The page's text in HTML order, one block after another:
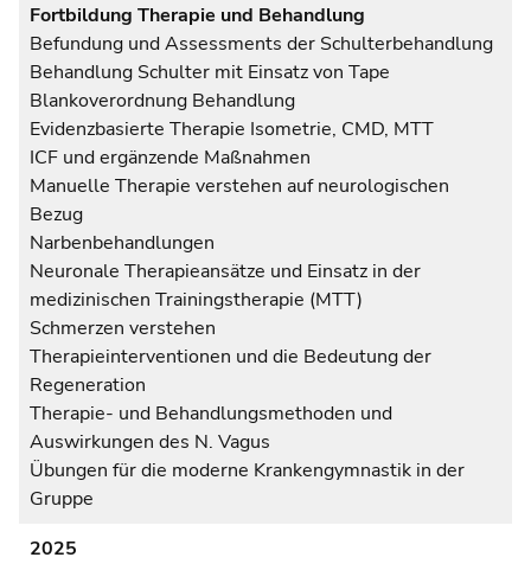
Fortbildung Therapie und Behandlung
Befundung und Assessments der Schulterbehandlung
Behandlung Schulter mit Einsatz von Tape
Blankoverordnung Behandlung
Evidenzbasierte Therapie Isometrie, CMD, MTT
ICF und ergänzende Maßnahmen
Manuelle Therapie verstehen auf neurologischen
Bezug
Narbenbehandlungen
Neuronale Therapieansätze und Einsatz in der
medizinischen Trainingstherapie (MTT)
Schmerzen verstehen
Therapieinterventionen und die Bedeutung der
Regeneration
Therapie- und Behandlungsmethoden und
Auswirkungen des N. Vagus
Übungen für die moderne Krankengymnastik in der
Gruppe
2025